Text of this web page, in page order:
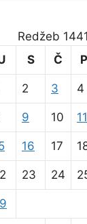
Redžeb 1441
S Č P
2 3 4
9 10 11
16 17
23 24